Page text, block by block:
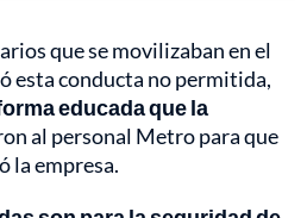
que se movilizaban en el
esta conducta no permitida,
educada que la
al personal Metro para que
la empresa.